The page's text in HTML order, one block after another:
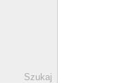
Szukaj